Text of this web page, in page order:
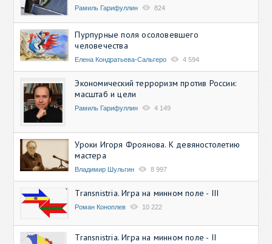
Рамиль Гарифуллин 824
Пурпурные поля осоловевшего
человечества
Елена Кондратьева-Сальгеро 4 594
Экономический терроризм против России:
масштаб и цели
Рамиль Гарифуллин 4 149
Уроки Игоря Фроянова. К девяностолетию
мастера
Владимир Шульгин 8 997
Transnistria. Игра на минном поле - III
Роман Коноплев 10 222
Transnistria. Игра на минном поле - II